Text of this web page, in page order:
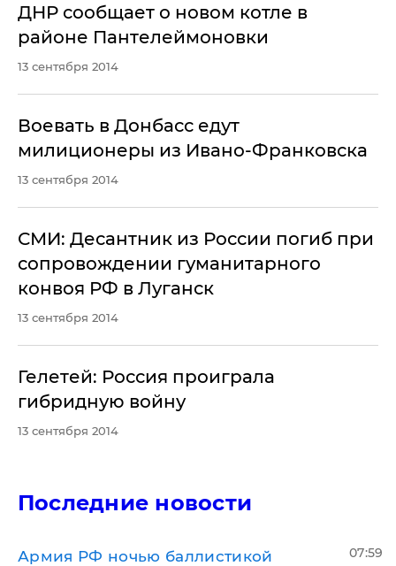
ДНР сообщает о новом котле в
районе Пантелеймоновки
13 сентября 2014
Воевать в Донбасс едут
милиционеры из Ивано-Франковска
13 сентября 2014
СМИ: Десантник из России погиб при
сопровождении гуманитарного
конвоя РФ в Луганск
13 сентября 2014
Гелетей: Россия проиграла
гибридную войну
13 сентября 2014
Последние новости
Армия РФ ночью баллистикой
07:59